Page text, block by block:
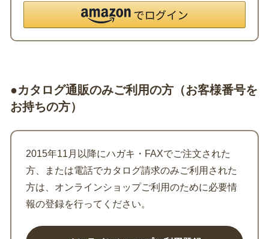
●カタログ通販のみご利用の方（お客様番号を
お持ちの方）
2015年11月以降にハガキ・FAXでご注文された
方、または電話でカタログ請求のみご利用された
方は、オンラインショップご利用のために必要情
報の登録を行ってください。